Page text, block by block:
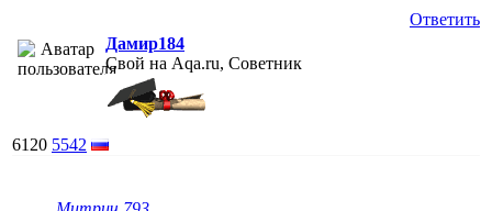
Ответить
Дамир184
Свой на Aqa.ru, Советник
6120 5542